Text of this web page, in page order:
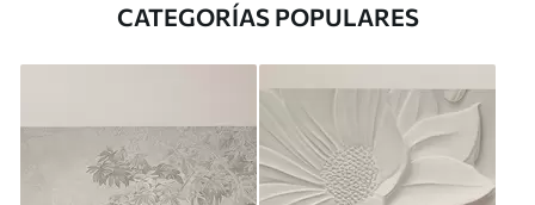
CATEGORÍAS POPULARES